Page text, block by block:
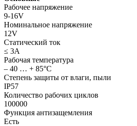
Рабочее напряжение
9-16V
Номинальное напряжение
12V
Статический ток
≤ 3А
Рабочая температура
– 40 … + 85°С
Степень защиты от влаги, пыли
IP57
Количество рабочих циклов
100000
Функция антизащемления
Есть